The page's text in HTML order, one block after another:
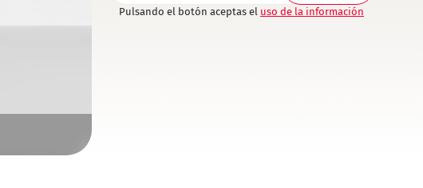
Pulsando el botón aceptas el uso de la información